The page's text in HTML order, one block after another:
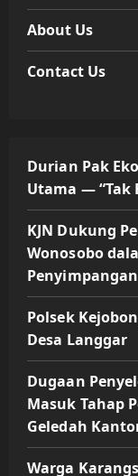
About Us
Contact Us
Durian Pak
Utama — “Tak
KJN Dukung
Wonosobo
Polsek
Desa Langgar
Dugaan
Masuk Tahap
Geledah
Warga